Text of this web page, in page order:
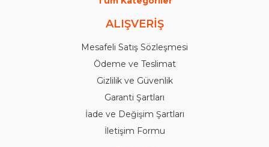
ALIŞVERİŞ
Mesafeli Satış Sözleşmesi
Ödeme ve Teslimat
Gizlilik ve Güvenlik
Garanti Şartları
İade ve Değişim Şartları
İletişim Formu